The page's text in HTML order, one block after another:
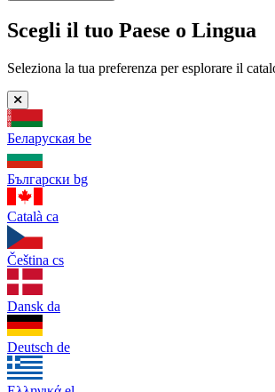
Scegli il tuo Paese o Lingua
Seleziona la tua preferenza per esplorare il
Беларуская be
Български bg
Català ca
Čeština cs
Dansk da
Deutsch de